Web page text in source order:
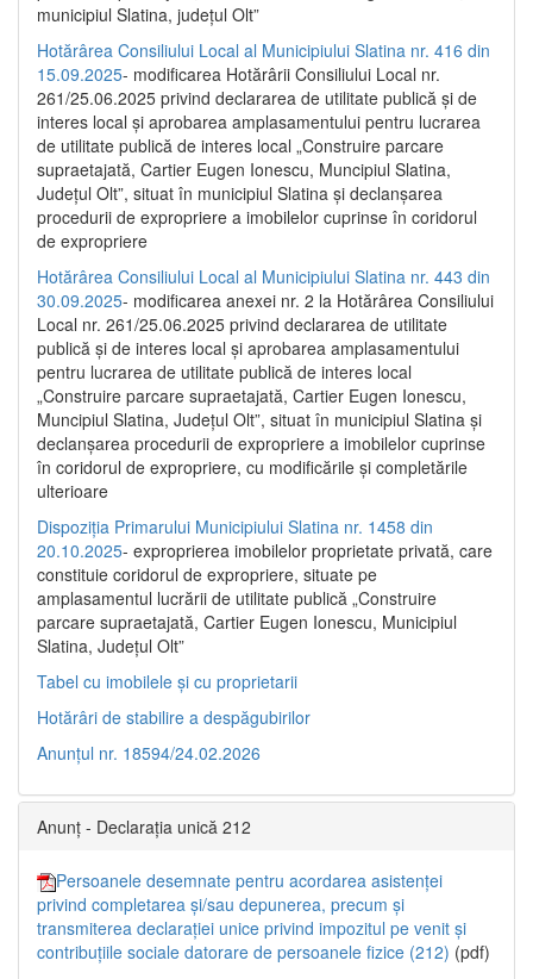
municipiul Slatina, județul Olt”
Hotărârea Consiliului Local al Municipiului Slatina nr. 416 din
15.09.2025- modificarea Hotărârii Consiliului Local nr.
261/25.06.2025 privind declararea de utilitate publică și de
interes local și aprobarea amplasamentului pentru lucrarea
de utilitate publică de interes local „Construire parcare
supraetajată, Cartier Eugen Ionescu, Muncipiul Slatina,
Județul Olt”, situat în municipiul Slatina și declanșarea
procedurii de expropriere a imobilelor cuprinse în coridorul
de expropriere
Hotărârea Consiliului Local al Municipiului Slatina nr. 443 din
30.09.2025- modificarea anexei nr. 2 la Hotărârea Consiliului
Local nr. 261/25.06.2025 privind declararea de utilitate
publică şi de interes local şi aprobarea amplasamentului
pentru lucrarea de utilitate publică de interes local
„Construire parcare supraetajată, Cartier Eugen Ionescu,
Muncipiul Slatina, Judeţul Olt”, situat în municipiul Slatina şi
declanşarea procedurii de expropriere a imobilelor cuprinse
în coridorul de expropriere, cu modificările şi completările
ulterioare
Dispoziția Primarului Municipiului Slatina nr. 1458 din
20.10.2025- exproprierea imobilelor proprietate privată, care
constituie coridorul de expropriere, situate pe
amplasamentul lucrării de utilitate publică „Construire
parcare supraetajată, Cartier Eugen Ionescu, Municipiul
Slatina, Județul Olt”
Tabel cu imobilele și cu proprietarii
Hotărâri de stabilire a despăgubirilor
Anunțul nr. 18594/24.02.2026
Anunț - Declarația unică 212
Persoanele desemnate pentru acordarea asistenței
privind completarea și/sau depunerea, precum și
transmiterea declarației unice privind impozitul pe venit și
contribuțiile sociale datorare de persoanele fizice (212) (pdf)